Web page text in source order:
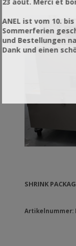
Σύστημα Ψύξης:
φιλμ [mm]: Φ250x600 Ύψος
βάση) Διαστάσεις Μηχανής (με ανοιχτή καμπάνα)
[mm]: 1230x770x1280
κλειστή
Βάσης [mm]:
SHRINK
Artikelnummer:
ANEL ist vom 10.
Sommerferien
und Bestellungen
Dank und einen